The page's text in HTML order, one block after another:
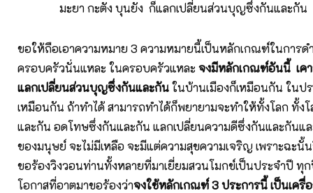
มะยา กะตัง บุนยัง ก็แลกเปลี่ยนส่วนบุญซึ่งกันและกัน
ขอให้ถือเอาความหมาย 3 ความหมายนี้เป็นหลักเกณฑ์ในการด
ครอบครัวนั่นแหละ ในครอบครัวแหละ จงมีหลักเกณฑ์อันนี้ เ
แลกเปลี่ยนส่วนบุญซึ่งกันและกันในบ้านเมืองก็เหมือนกัน ในป
เหมือนกัน ถ้าทำได้ สามารถทำได้ก็พยายามจะทำให้ทั้งโลก ทั้ง
และกัน อดโทษซึ่งกันและกัน แลกเปลี่ยนความดีซึ่งกันและกัน
ของมนุษย์ จะไม่มีเหลือ จะมีแต่ความสุขความเจริญ เพราะฉะนั้
ขอร้องวิงวอนท่านทั้งหลายที่มาเยี่ยมสวนโมกข์เป็นประจำปี ทุ
โอกาสที่อาตมาขอร้องว่าจงใช้หลักเกณฑ์ 3 ประการนี้ เป็นเครื่